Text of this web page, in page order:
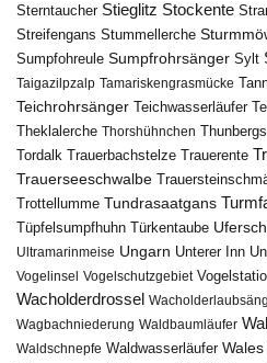
Sterntaucher Stieglitz Stockente
Streifengans Stummellerche
Sumpfohreule Sumpfrohrsänger Sylt
Taigazilpzalp Tamariskengrasmücke
Teichrohrsänger Teichwasserläufer
Theklalerche Thorshühnchen
Tordalk Trauerbachstelze Trauerente
Trauerseeschwalbe
Trottellumme Tundrasaatgans
Tüpfelsumpfhuhn
Türkentaube
Ultramarinmeise Ungarn Unterer Inn
Vogelinsel Vogelschutzgebiet
Wacholderdrossel
Wagbachniederung Waldbaumläufer
Waldschnepfe Waldwasserläufer Wales